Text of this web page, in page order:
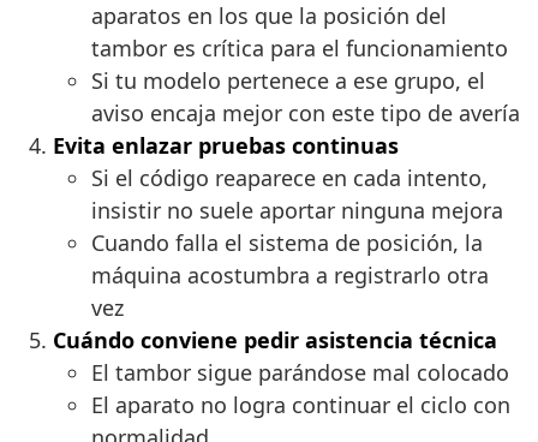
aparatos en los que la posición del
tambor es crítica para el funcionamiento
Si tu modelo pertenece a ese grupo, el
aviso encaja mejor con este tipo de avería
Evita enlazar pruebas continuas
Si el código reaparece en cada intento,
insistir no suele aportar ninguna mejora
Cuando falla el sistema de posición, la
máquina acostumbra a registrarlo otra
vez
Cuándo conviene pedir asistencia técnica
El tambor sigue parándose mal colocado
El aparato no logra continuar el ciclo con